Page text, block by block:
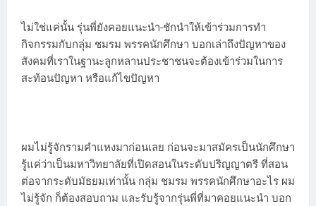
ไม่ใช่แค่นั้น รุ่นพี่ยังคอยแนะนำ-ชักนำให้เข้าร่วมการทำ
กิจกรรมกับกลุ่ม ชมรม พรรคนักศึกษา บอกเล่าถึงปัญหาของ
สังคมที่เราในฐานะลูกหลานประชาชนจะต้องเข้าร่วมในการ
สะท้อนปัญหา หรือแก้ไขปัญหา
ผมไม่รู้จักรามคำแหงมาก่อนเลย ก่อนจะมาสมัครเป็นนักศึกษา
รู้แค่ว่าเป็นมหาวิทยาลัยที่เปิดสอนในระดับปริญญาตรี ที่สอน
ต่อจากระดับมัธยมเท่านั้น กลุ่ม ชมรม พรรคนักศึกษาอะไร ผม
ไม่รู้จัก ก็ต้องสอบถาม และรับรู้จากรุ่นพี่ที่มาคอยแนะนำ บอก